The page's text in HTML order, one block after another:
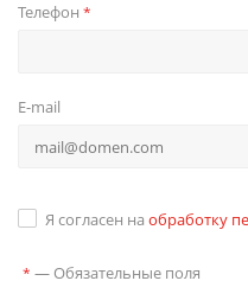
Телефон *
E-mail
Я согласен на обработку
* — Обязательные поля